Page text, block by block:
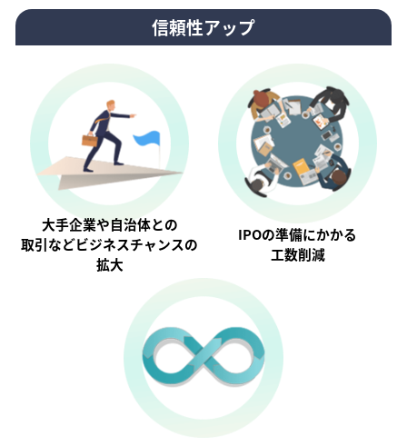
信頼性アップ
大手企業や自治体との
取引などビジネスチャンスの
拡大
IPOの準備にかかる
工数削減